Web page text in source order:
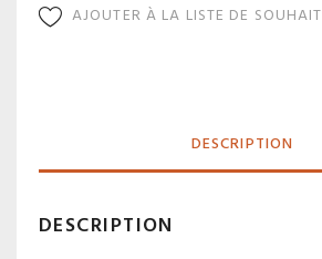
AJOUTER À LA LISTE DE SOUHAIT
DESCRIPTION
DESCRIPTION